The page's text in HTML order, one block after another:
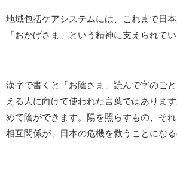
地域包括ケアシステムには、これまで日
「おかげさま」という精神に支えられてい
漢字で書くと「お陰さま」読んで字のご
える人に向けて使われた言葉ではありま
めて陰ができます。陽を照らすもの、そ
相互関係が、日本の危機を救うことになる